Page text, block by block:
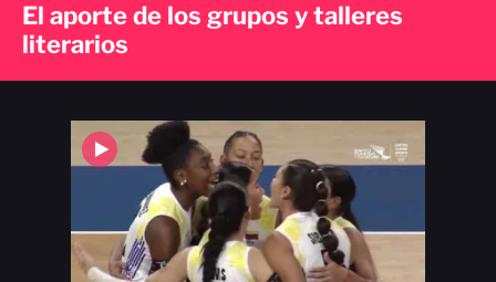
El aporte de los grupos y talleres
literarios